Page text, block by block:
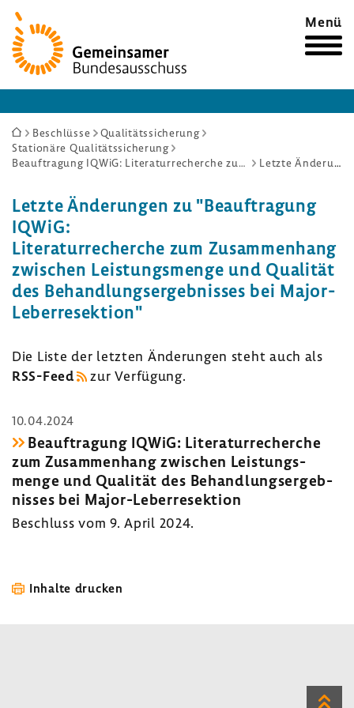
Zur
Startseite
Menü
Sie
sind
Beschlüsse
Qualitätssicherung
Stationäre Qualitätssicherung
Beauftragung IQWiG: Literaturrecherche zum Zusammenhang zwischen Leistungsmenge und Qualität des Behandlungsergebnisses bei Major-Leberresektion
Letzte Änderungen
Letzte Ände­rungen zu "Beauf­tra­gung
IQWiG:
Lite­ra­tur­re­cherche zum Zusam­men­hang
zwischen Leis­tungs­menge und Qualität
des Behand­lungs­er­geb­nisses bei Major-​
Leberresektion"
Die Liste der letzten Ände­rungen steht auch als
RSS-​Feed
zur Verfü­gung.
10.04.2024
Beauf­tra­gung IQWiG: Lite­ra­tur­re­cherche
zum Zusam­men­hang zwischen Leis­tungs­
menge und Qualität des Behand­lungs­er­geb­
nisses bei Major-​Leberresektion
Beschluss vom 9. April 2024.
Inhalte drucken
Zum